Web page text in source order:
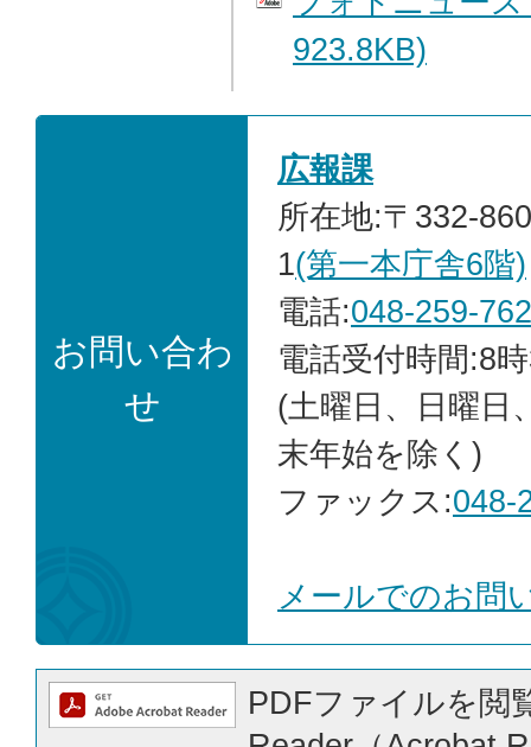
923.8KB)
お問い合わ
せ
広報課
所在地:〒332-
1(第一本庁舎6階)
電話:048-259-
電話受付時間:8
(土曜日、日曜日
末年始を除く)
ファックス:048-
メールでのお問
PDFファイルを閲